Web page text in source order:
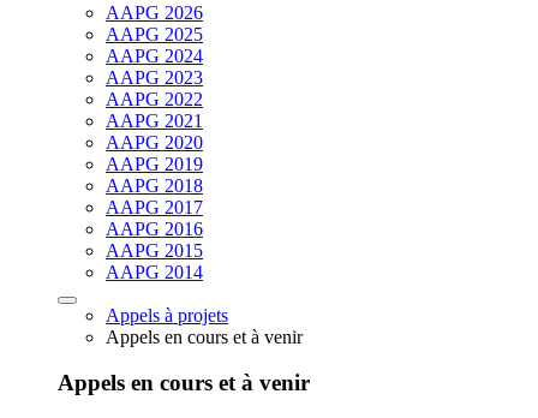
AAPG 2026
AAPG 2025
AAPG 2024
AAPG 2023
AAPG 2022
AAPG 2021
AAPG 2020
AAPG 2019
AAPG 2018
AAPG 2017
AAPG 2016
AAPG 2015
AAPG 2014
Appels à projets
Appels en cours et à venir
Appels en cours et à venir